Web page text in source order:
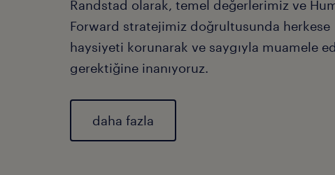
Randstad olarak, temel değerlerimiz ve
Forward stratejimiz doğrultusunda herkese
haysiyeti korunarak ve saygıyla muamele
gerektiğine inanıyoruz.
daha fazla